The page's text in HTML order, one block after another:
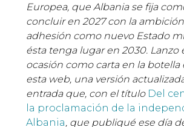
Europea, que Albania se fija
concluir en 2027 con la
adhesión como nuevo Estado
ésta tenga lugar en 2030. Lanzo
ocasión como carta en la botella
esta web, una versión
entrada que, con el título Del
la proclamación de la
Albania, que publiqué ese día